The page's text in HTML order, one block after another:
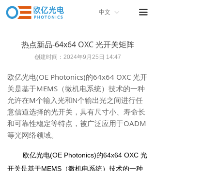
끀
首页
产品画册
联系我们
ꀅ
中文
热点新品-64x64 OXC 光开关矩阵
创建时间： 2024年9月25日 14:47
欧亿光电(OE Photonics)的64x64 OXC 光开
关是基于MEMS（微机电系统）技术的一种
允许在M个输入光和N个输出光之间进行任
意信道选择的光开关，具有尺寸小、寿命长
和可靠性稳定等特点，被广泛应用于OADM
等光网络领域。
欧亿光电(OE Photonics)的64x64 OXC 光
开关是基于MEMS （微机电系统）技术的一种